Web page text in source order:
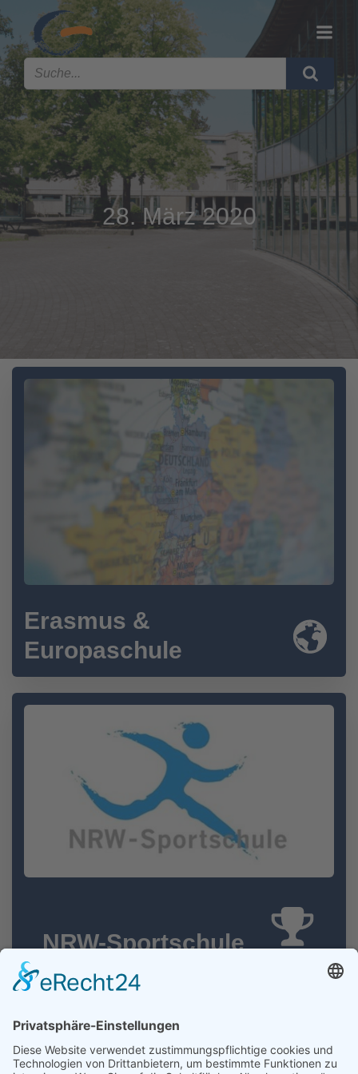
28. März 2020
Erasmus &
Europaschule
NRW-Sportschule